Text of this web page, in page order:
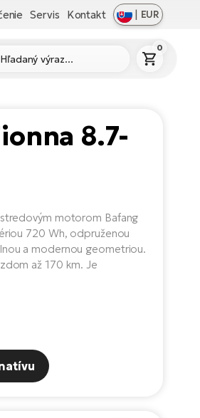
Servis Kontakt | EUR
0
8.7-
motorom Bafang
720 Wh, odpruženou
a modernou geometriou.
až 170 km. Je